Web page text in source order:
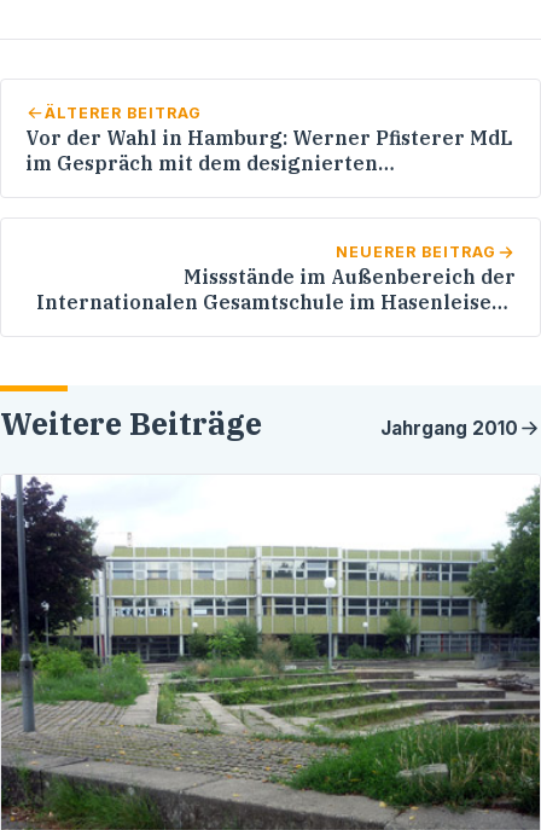
ÄLTERER BEITRAG
Vor der Wahl in Hamburg: Werner Pfisterer MdL
im Gespräch mit dem designierten
NEUERER BEITRAG
Missstände im Außenbereich der
Internationalen Gesamtschule im Hasenleiser /
Weitere Beiträge Jahrgang 2010